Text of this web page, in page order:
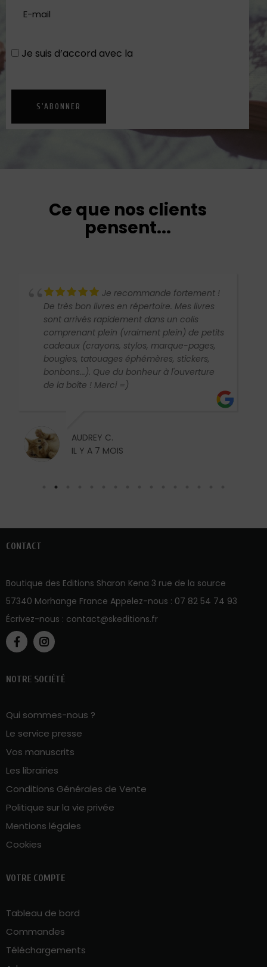
Je suis d’accord avec la
S'ABONNER
Ce que nos clients
pensent...
Je recommande fortement !
De très bon livres en répertoire. Mes livres
sont arrivés rapidement dans un colis
comprenant plein (vraiment plein) de petits
cadeaux (crayons, stylos, marque-pages,
bougies, tatouages éphémères, stickers,
bonbons...). Que du bonheur à l'ouverture
de la boîte ! Merci =)
AUDREY C.
IL Y A 7 MOIS
CONTACT
Boutique des Editions Sharon Kena 3 rue de la source
57340 Morhange France Appelez-nous : 07 82 54 74 93
Écrivez-nous : contact@skeditions.fr
NOTRE SOCIÉTÉ
Qui sommes-nous ?
Le service presse
Vos manuscrits
Les librairies
Conditions Générales de Vente
Politique sur la vie privée
Mentions légales
Cookies
VOTRE COMPTE
Tableau de bord
Commandes
Téléchargements